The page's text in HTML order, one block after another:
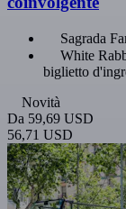
Sagrada
White
biglietto
Novità
Da 59,69 USD
56,71 USD